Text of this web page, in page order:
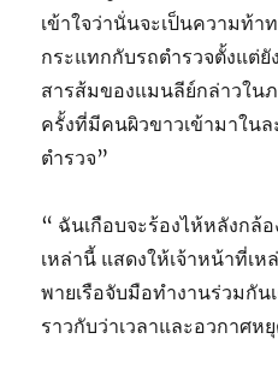
เข้าใจว่านั่นจะเป็นความท้า
กระแทกกับรถตำรวจตั้งแต่
สารส้มของแมนลีย์กล่าวใน
ครั้งที่มีคนผิวขาวเข้ามาในล
ตำรวจ”
“ ฉันเกือบจะร้องไห้หลังกล้
เหล่านี้ แสดงให้เจ้าหน้าที่เ
พายเรือจับมือทำงานร่วมกัน
ราวกับว่าเวลาและอวกาศห